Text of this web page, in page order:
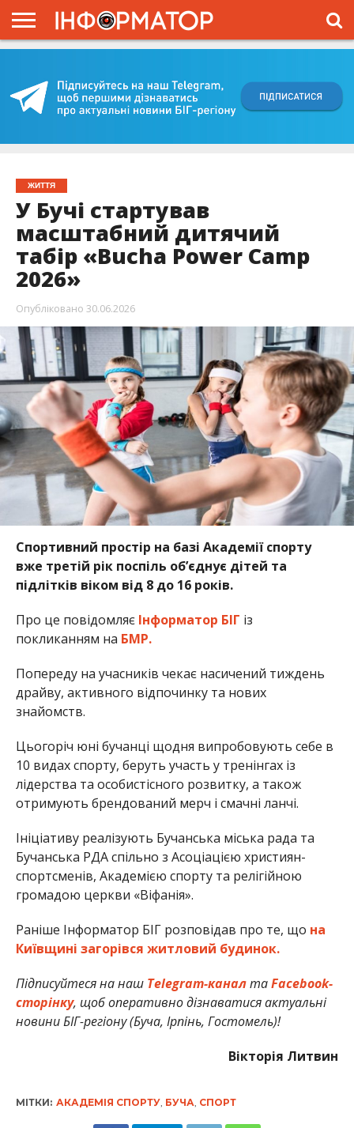
ПРОЄКТ
ЖИТТЯ
У Бучі стартував
масштабний дитячий
табір «Bucha Power Camp
2026»
Опубліковано 30.06.2026
Спортивний простір на базі Академії спорту
вже третій рік поспіль об’єднує дітей та
підлітків віком від 8 до 16 років.
Про це повідомляє Інформатор БІГ із
покликанням на БМР.
Попереду на учасників чекає насичений тиждень
драйву, активного відпочинку та нових
знайомств.
Цьогоріч юні бучанці щодня випробовують себе в
10 видах спорту, беруть участь у тренінгах із
лідерства та особистісного розвитку, а також
отримують брендований мерч і смачні ланчі.
Ініціативу реалізують Бучанська міська рада та
Бучанська РДА спільно з Асоціацією християн-
спортсменів, Академією спорту та релігійною
громадою церкви «Віфанія».
Раніше Інформатор БІГ розповідав про те, що на
Київщині загорівся житловий будинок.
Підписуйтеся на наш Telegram-каналтаFacebook-
сторінку, щоб оперативно дізнаватися актуальні
новини БІГ-регіону (Буча, Ірпінь, Гостомель)!
Вікторія Литвин
МІТКИ: АКАДЕМІЯ СПОРТУ, БУЧА, СПОРТ